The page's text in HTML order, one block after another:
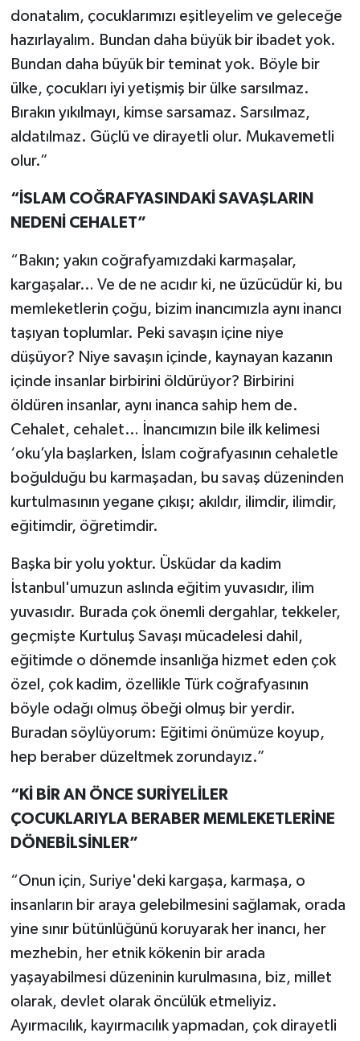
donatalım, çocuklarımızı eşitleyelim ve geleceğe
hazırlayalım. Bundan daha büyük bir ibadet yok.
Bundan daha büyük bir teminat yok. Böyle bir
ülke, çocukları iyi yetişmiş bir ülke sarsılmaz.
Bırakın yıkılmayı, kimse sarsamaz. Sarsılmaz,
aldatılmaz. Güçlü ve dirayetli olur. Mukavemetli
olur.”
“İSLAM COĞRAFYASINDAKİ SAVAŞLARIN
NEDENİ CEHALET”
“Bakın; yakın coğrafyamızdaki karmaşalar,
kargaşalar… Ve de ne acıdır ki, ne üzücüdür ki, bu
memleketlerin çoğu, bizim inancımızla aynı inancı
taşıyan toplumlar. Peki savaşın içine niye
düşüyor? Niye savaşın içinde, kaynayan kazanın
içinde insanlar birbirini öldürüyor? Birbirini
öldüren insanlar, aynı inanca sahip hem de.
Cehalet, cehalet… İnancımızın bile ilk kelimesi
‘oku’yla başlarken, İslam coğrafyasının cehaletle
boğulduğu bu karmaşadan, bu savaş düzeninden
kurtulmasının yegane çıkışı; akıldır, ilimdir, ilimdir,
eğitimdir, öğretimdir.
Başka bir yolu yoktur. Üsküdar da kadim
İstanbul'umuzun aslında eğitim yuvasıdır, ilim
yuvasıdır. Burada çok önemli dergahlar, tekkeler,
geçmişte Kurtuluş Savaşı mücadelesi dahil,
eğitimde o dönemde insanlığa hizmet eden çok
özel, çok kadim, özellikle Türk coğrafyasının
böyle odağı olmuş öbeği olmuş bir yerdir.
Buradan söylüyorum: Eğitimi önümüze koyup,
hep beraber düzeltmek zorundayız.”
“Kİ BİR AN ÖNCE SURİYELİLER
ÇOCUKLARIYLA BERABER MEMLEKETLERİNE
DÖNEBİLSİNLER”
“Onun için, Suriye'deki kargaşa, karmaşa, o
insanların bir araya gelebilmesini sağlamak, orada
yine sınır bütünlüğünü koruyarak her inancı, her
mezhebin, her etnik kökenin bir arada
yaşayabilmesi düzeninin kurulmasına, biz, millet
olarak, devlet olarak öncülük etmeliyiz.
Ayırmacılık, kayırmacılık yapmadan, çok dirayetli